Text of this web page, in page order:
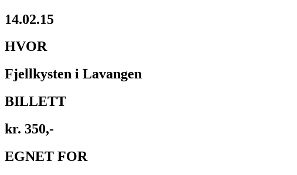
14.02.15
HVOR
Fjellkysten i Lavangen
BILLETT
kr. 350,-
EGNET FOR